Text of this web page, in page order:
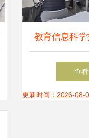
教育信息科
科学与工程学
查
更新时间：2026-08-